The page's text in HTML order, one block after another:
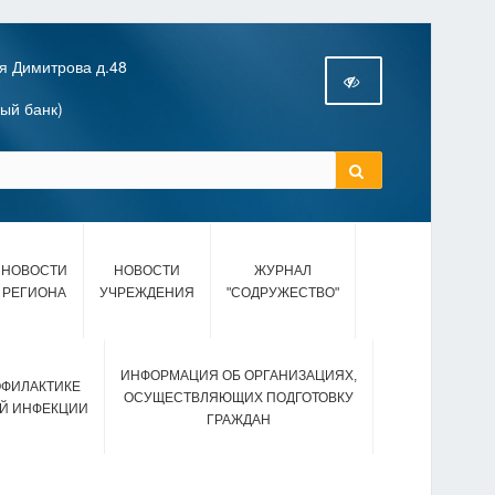
Димитрова д.48
банк)
НОВОСТИ
РЕГИОНА
НОВОСТИ
УЧРЕЖДЕНИЯ
ЖУРНАЛ
"СОДРУЖЕСТВО"
ИНФЕКЦИИ
ИНФОРМАЦИЯ ОБ ОРГАНИЗАЦИЯХ,
ОСУЩЕСТВЛЯЮЩИХ ПОДГОТОВКУ
ГРАЖДАН